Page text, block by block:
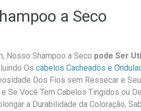
a Seco
Nosso Shampoo a Seco pode Ser
Os cabelos Cacheados e
Dos Fios sem Ressecar e
e Se Você Tem Cabelos Tingidos ou
a Durabilidade da Coloração,